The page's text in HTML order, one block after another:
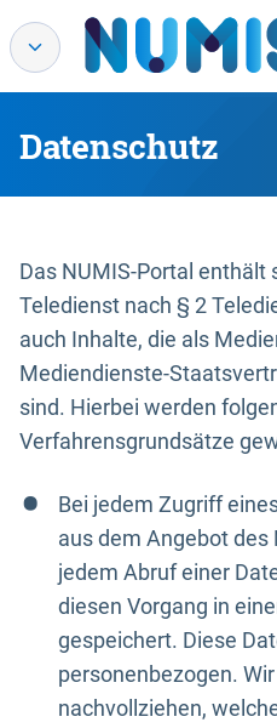
Datenschutz
Das NUMIS-Portal enthält
Teledienst nach § 2
auch Inhalte, die als
Mediendienste-
sind. Hierbei werden
Verfahrensgrundsätze
Bei jedem Zugriff
aus dem Angebot des
jedem Abruf einer
diesen Vorgang in
gespeichert. Diese
personenbezogen.
nachvollziehen,